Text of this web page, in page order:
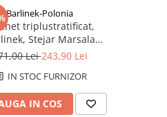
Barlinek-Polonia
triplustratificat,
Stejar Marsala
Grande
Lei243,90 Lei
IN STOC FURNIZOR
IN COS